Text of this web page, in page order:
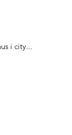
i city...